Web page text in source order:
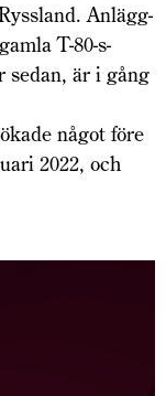
Anlägg­
T-80-s­
sedan, är i gång
något före
2022, och